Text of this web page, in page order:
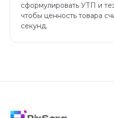
сформулировать УТП и
чтобы ценность товара
секунд.